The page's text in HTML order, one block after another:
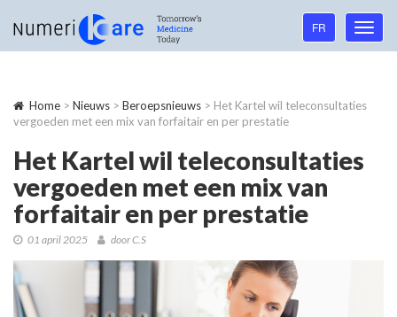
Language
navigation
FR
Home > Nieuws > Beroepsnieuws > Het Kartel wil teleconsultaties
vergoeden met een mix van forfaitair en per prestatie
Het Kartel wil teleconsultaties
vergoeden met een mix van
forfaitair en per prestatie
01 april 2025 door C.S